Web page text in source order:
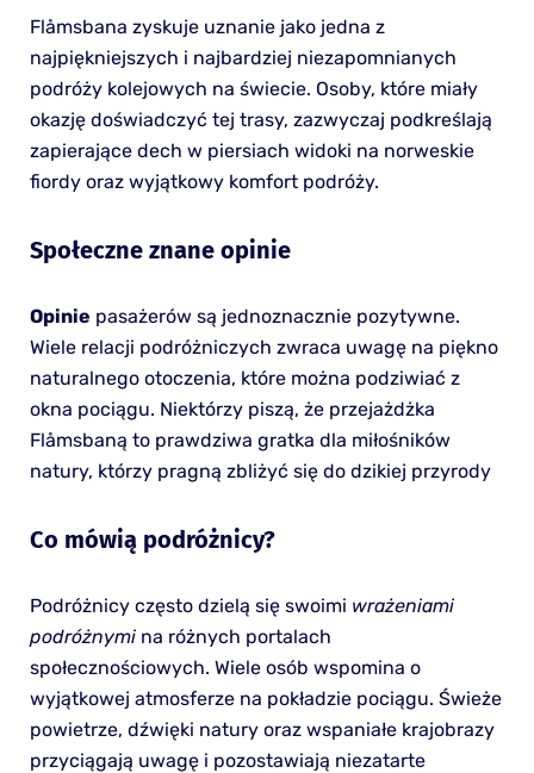
Flåmsbana zyskuje uznanie jako jedna z
najpiękniejszych i najbardziej niezapomnianych
podróży kolejowych na świecie. Osoby, które miały
okazję doświadczyć tej trasy, zazwyczaj podkreślają
zapierające dech w piersiach widoki na norweskie
fiordy oraz wyjątkowy komfort podróży.
Społeczne znane opinie
Opinie pasażerów są jednoznacznie pozytywne.
Wiele relacji podróżniczych zwraca uwagę na piękno
naturalnego otoczenia, które można podziwiać z
okna pociągu. Niektórzy piszą, że przejażdżka
Flåmsbaną to prawdziwa gratka dla miłośników
natury, którzy pragną zbliżyć się do dzikiej przyrody
Co mówią podróżnicy?
Podróżnicy często dzielą się swoimi wrażeniami
podróżnymina różnych portalach
społecznościowych. Wiele osób wspomina o
wyjątkowej atmosferze na pokładzie pociągu. Świeże
powietrze, dźwięki natury oraz wspaniałe krajobrazy
przyciągają uwagę i pozostawiają niezatarte